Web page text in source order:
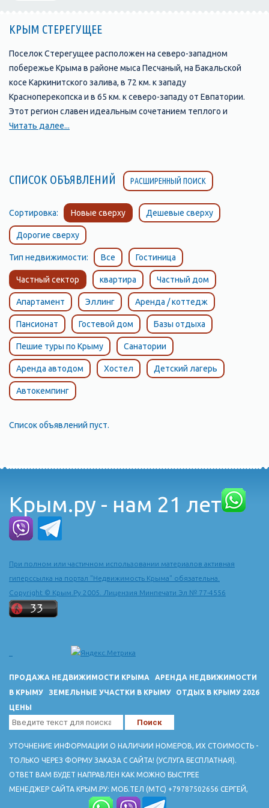
КРЫМ СТЕРЕГУЩЕЕ
Поселок Cтерегущее расположен на северо-западном
побережье Крыма в районе мыса Песчаный, на Бакальской
косе Каркинитского залива, в 72 км. к западу
Красноперекопска и в 65 км. к северо-западу от Евпатории.
Этот регион славен идеальным сочетанием теплого и
мягкого климата с необъятными морскими и степными
побережье Крыма в районе мыса Песчаный.
Читать далее...
СПИСОК ОБЪЯВЛЕНИЙ РАСШИРЕННЫЙ ПОИСК
Сортировка: Новые сверху Дешевые сверху
Дорогие сверху
Тип недвижимости: Все Гостиница
Частный сектор квартира Частный дом
Апартамент Эллинг Аренда / коттедж
Пансионат Гостевой дом Базы отдыха
Пешие туры по Крыму Санатории
Аренда автодом Хостел Детский лагерь
Автокемпинг
Список объявлений пуст.
Крым.ру - нам 21 лет
При полном или частичном использовании материалов активная
гиперссылка на портал "Недвижимость Крыма" обязательна.
Copyright © Крым.Ру 2005. Лицензия Минпечати Эл № 77-4556
ПРОДАЖА НЕДВИЖИМОСТИ КРЫМА
АРЕНДА НЕДВИЖИМОСТИ
В КРЫМУ
ЗЕМЕЛЬНЫЕ УЧАСТКИ В КРЫМУ
ОТДЫХ В КРЫМУ 2026
ЦЕНЫ
УТОЧНЕНИЕ ИНФОРМАЦИИ О НАЛИЧИИ НОМЕРОВ, ИХ СТОИМОСТЬ -
ТОЛЬКО ЧЕРЕЗ ФОРМУ ЗАКАЗА С САЙТА! (УСЛУГА БЕСПЛАТНАЯ).
ОТВЕТ ВАМ БУДЕТ НАПРАВЛЕН КАК МОЖНО БЫСТРЕЕ
МЕНЕДЖЕР САЙТА КРЫМ.РУ: МОБ.ТЕЛ (МТС) +79787502656 СЕРГЕЙ,